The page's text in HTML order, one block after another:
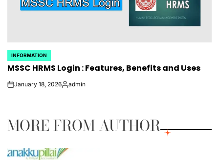
POSTED
IN
INFORMATION
MSSC HRMS Login : Features, Benefits and Uses
onJanuary 18, 2026Posted
admin
MORE FROM AUTHOR